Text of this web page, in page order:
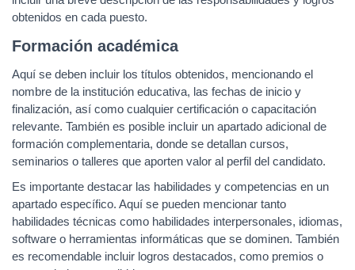
obtenidos en cada puesto.
Formación académica
Aquí se deben incluir los títulos obtenidos, mencionando el
nombre de la institución educativa, las fechas de inicio y
finalización, así como cualquier certificación o capacitación
relevante. También es posible incluir un apartado adicional de
formación complementaria, donde se detallan cursos,
seminarios o talleres que aporten valor al perfil del candidato.
Es importante destacar las habilidades y competencias en un
apartado específico. Aquí se pueden mencionar tanto
habilidades técnicas como habilidades interpersonales, idiomas,
software o herramientas informáticas que se dominen. También
es recomendable incluir logros destacados, como premios o